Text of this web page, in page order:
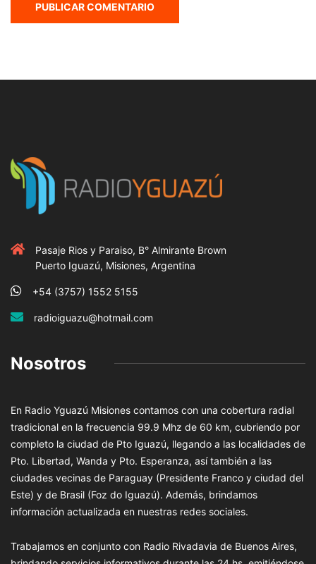
Pasaje Rios y Paraiso, B° Almirante Brown
Puerto Iguazú, Misiones, Argentina
+54 (3757) 1552 5155
radioiguazu@hotmail.com
Nosotros
En Radio Yguazú Misiones contamos con una cobertura radial
tradicional en la frecuencia 99.9 Mhz de 60 km, cubriendo por
completo la ciudad de Pto Iguazú, llegando a las localidades de
Pto. Libertad, Wanda y Pto. Esperanza, así también a las
ciudades vecinas de Paraguay (Presidente Franco y ciudad del
Este) y de Brasil (Foz do Iguazú). Además, brindamos
información actualizada en nuestras redes sociales.
Trabajamos en conjunto con Radio Rivadavia de Buenos Aires,